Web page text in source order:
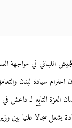
اللبناني في مواجهة
احترام سيادة لبنان
العزة التابع لـ داعش
يشعل سجالا علنيا بين